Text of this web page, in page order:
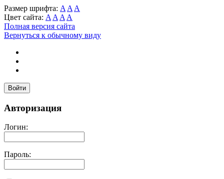
Размер шрифта: A A A
Цвет сайта: A A A A
Полная версия сайта
Вернуться к обычному виду
Войти
Авторизация
Логин:
Пароль: